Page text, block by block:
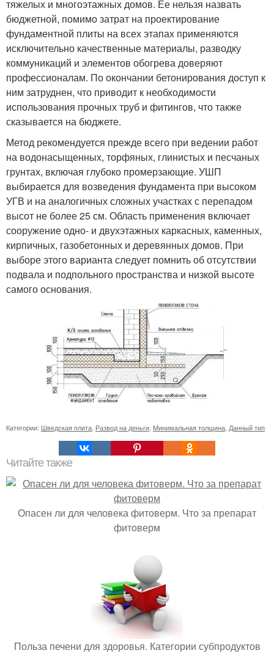
тяжелых и многоэтажных домов. Ее нельзя назвать
бюджетной, помимо затрат на проектирование
фундаментной плиты на всех этапах применяются
исключительно качественные материалы, разводку
коммуникаций и элементов обогрева доверяют
профессионалам. По окончании бетонирования доступ к
ним затруднен, что приводит к необходимости
использования прочных труб и фитингов, что также
сказывается на бюджете.
Метод рекомендуется прежде всего при ведении работ
на водонасыщенных, торфяных, глинистых и песчаных
грунтах, включая глубоко промерзающие. УШП
выбирается для возведения фундамента при высоком
УГВ и на аналогичных сложных участках с перепадом
высот не более 25 см. Область применения включает
сооружение одно- и двухэтажных каркасных, каменных,
кирпичных, газобетонных и деревянных домов. При
выборе этого варианта следует помнить об отсутствии
подвала и подпольного пространства и низкой высоте
самого основания.
Категории: Шведская плита Развод на деньги Минимальная толщина Данный тип
Читайте также
Опасен ли для человека фитоверм. Что за препарат
фитоверм
Польза печени для здоровья. Категории субпродуктов